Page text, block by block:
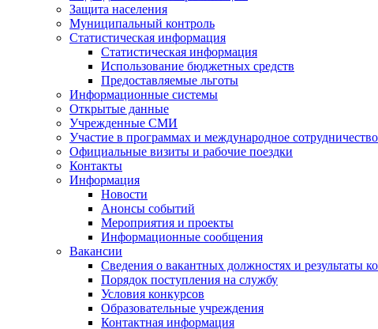
Защита населения
Муниципальный контроль
Статистическая информация
Статистическая информация
Использование бюджетных средств
Предоставляемые льготы
Информационные системы
Открытые данные
Учрежденные СМИ
Участие в программах и международное сотрудничество
Официальные визиты и рабочие поездки
Контакты
Информация
Новости
Анонсы событий
Мероприятия и проекты
Информационные сообщения
Вакансии
Сведения о вакантных должностях и результаты
Порядок поступления на службу
Условия конкурсов
Образовательные учреждения
Контактная информация